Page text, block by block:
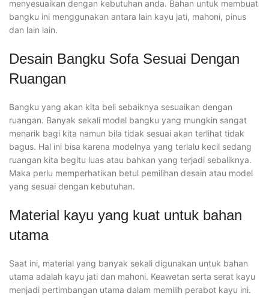
menyesuaikan dengan kebutuhan anda. Bahan untuk membuat
bangku ini menggunakan antara lain kayu jati, mahoni, pinus
dan lain lain.
Desain Bangku Sofa Sesuai Dengan
Ruangan
Bangku yang akan kita beli sebaiknya sesuaikan dengan
ruangan. Banyak sekali model bangku yang mungkin sangat
menarik bagi kita namun bila tidak sesuai akan terlihat tidak
bagus. Hal ini bisa karena modelnya yang terlalu kecil sedang
ruangan kita begitu luas atau bahkan yang terjadi sebaliknya.
Maka perlu memperhatikan betul pemilihan desain atau model
yang sesuai dengan kebutuhan.
Material kayu yang kuat untuk bahan
utama
Saat ini, material yang banyak sekali digunakan untuk bahan
utama adalah kayu jati dan mahoni. Keawetan serta serat kayu
menjadi pertimbangan utama dalam memilih perabot kayu ini.